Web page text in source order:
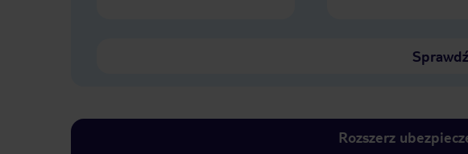
Rozszerz